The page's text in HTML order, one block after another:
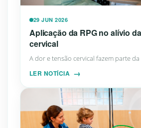
29 JUN 2026
Aplicação da RPG no alívio
cervical
A dor e tensão cervical fazem parte da
LER NOTÍCIA